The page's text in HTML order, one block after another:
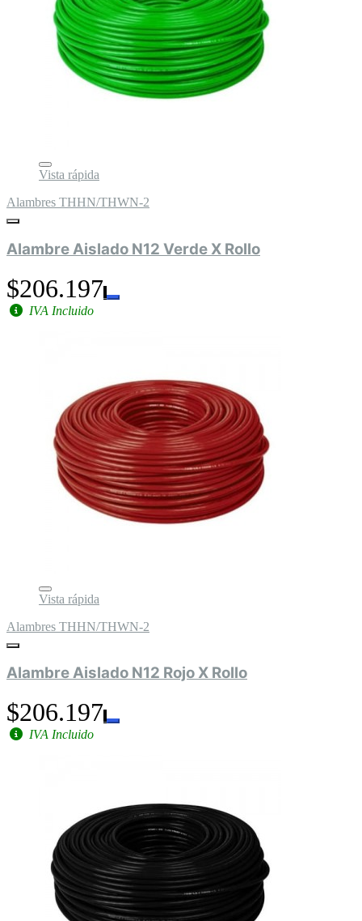
Vista rápida
Alambres THHN/THWN-2
Alambre Aislado N12 Verde X Rollo
$206.197
IVA Incluido
Vista rápida
Alambres THHN/THWN-2
Alambre Aislado N12 Rojo X Rollo
$206.197
IVA Incluido